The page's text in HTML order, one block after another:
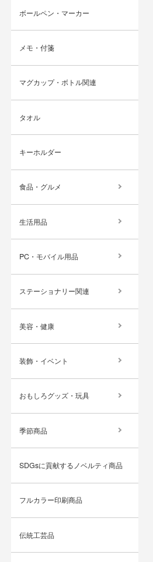
ボールペン・マーカー
メモ・付箋
マグカップ・ボトル関連
タオル
キーホルダー
食品・グルメ
生活用品
PC・モバイル用品
ステーショナリー関連
美容・健康
装飾・イベント
おもしろグッズ・玩具
季節商品
SDGsに貢献するノベルティ商品
フルカラー印刷商品
伝統工芸品